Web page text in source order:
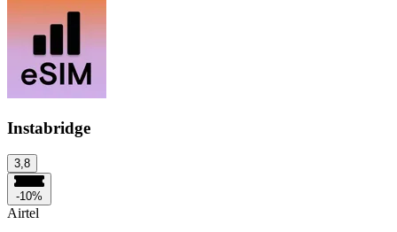
Instabridge
3,8
-10%
Airtel